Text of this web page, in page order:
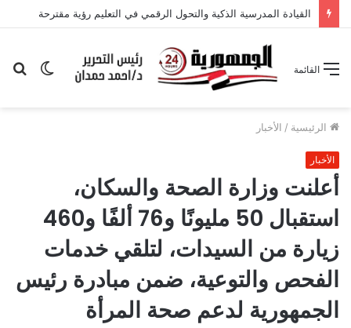
الوضع
القائمة
الرئيسية / الأخبار
الأخبار
أعلنت وزارة الصحة والسكان،
استقبال 50 مليونًا و76 ألفًا و460
زيارة من السيدات، لتلقي خدمات
الفحص والتوعية، ضمن مبادرة رئيس
الجمهورية لدعم صحة المرأة